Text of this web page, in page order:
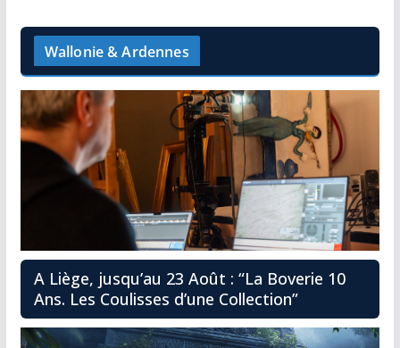
Wallonie & Ardennes
A Liège, jusqu’au 23 Août : “La Boverie 10
Ans. Les Coulisses d’une Collection”